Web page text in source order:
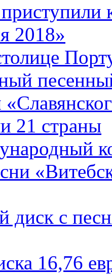
2018»
21 страны
диск с
16,76